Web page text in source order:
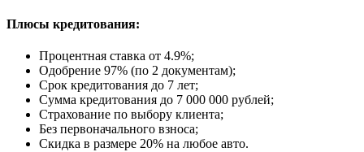
Плюсы кредитования:
Процентная ставка от 4.9%;
Одобрение 97% (по 2 документам);
Срок кредитования до 7 лет;
Сумма кредитования до 7 000 000 рублей;
Страхование по выбору клиента;
Без первоначального взноса;
Скидка в размере 20% на любое авто.